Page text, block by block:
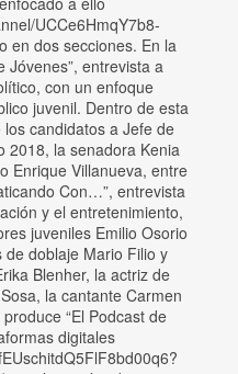
UCCe6HmqY7b8-
en dos secciones. En la
Jóvenes”, entrevista a
con un enfoque
juvenil. Dentro de esta
candidatos a Jefe de
2018, la senadora Kenia
Enrique Villanueva, entre
Con…”, entrevista
y el entretenimiento,
juveniles Emilio Osorio
doblaje Mario Filio y
Blenher, la actriz de
la cantante Carmen
“El Podcast de
digitales